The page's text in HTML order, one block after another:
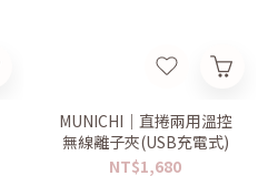
MUNICHI｜直捲兩用溫控
無線離子夾(USB充電式)
NT$1,680